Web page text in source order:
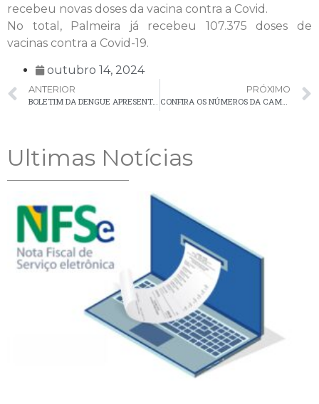
recebeu novas doses da vacina contra a Covid.
No total, Palmeira já recebeu 107.375 doses de
vacinas contra a Covid-19.
outubro 14, 2024
ANTERIOR
BOLETIM DA DENGUE APRESENTA 5 NOVOS CASOS EM PALMEIRA
PRÓXIMO
CONFIRA OS NÚMEROS DA CAMPANHA DE VACINAÇÃO CONTRA INFLUENZA EM PALMEIRA
Ultimas Notícias